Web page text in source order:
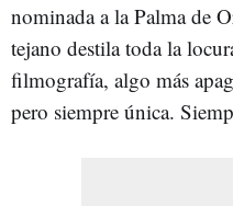
nominada a la Palma de
tejano destila toda la
filmografía, algo más
pero siempre única.